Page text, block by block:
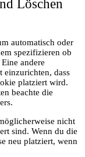
Löschen
automatisch oder
spezifizieren ob
andere
einzurichten, dass
platziert wird.
beachte die
nicht
sind. Wenn du die
neu platziert, wenn